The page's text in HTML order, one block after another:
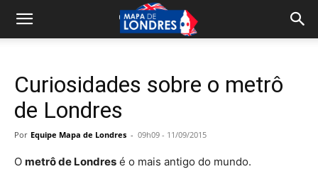
Curiosidades sobre o metrô
de Londres
Por Equipe Mapa de Londres - 09h09 - 11/09/2015
O metrô de Londres é o mais antigo do mundo.